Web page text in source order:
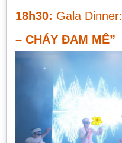
18h30: Gala Dinner:
– CHÁY ĐAM MÊ”